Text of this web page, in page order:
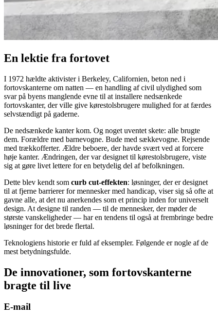
En lektie fra fortovet
I 1972 hældte aktivister i Berkeley, Californien, beton ned i
fortovskanterne om natten — en handling af civil ulydighed som
svar på byens manglende evne til at installere nedsænkede
fortovskanter, der ville give kørestolsbrugere mulighed for at færdes
selvstændigt på gaderne.
De nedsænkede kanter kom. Og noget uventet skete: alle brugte
dem. Forældre med barnevogne. Bude med sækkevogne. Rejsende
med trækkofferter. Ældre beboere, der havde svært ved at forcere
høje kanter. Ændringen, der var designet til kørestolsbrugere, viste
sig at gøre livet lettere for en betydelig del af befolkningen.
Dette blev kendt som curb cut-effekten: løsninger, der er designet
til at fjerne barrierer for mennesker med handicap, viser sig så ofte at
gavne alle, at det nu anerkendes som et princip inden for universelt
design. At designe til randen — til de mennesker, der møder de
største vanskeligheder — har en tendens til også at frembringe bedre
løsninger for det brede flertal.
Teknologiens historie er fuld af eksempler. Følgende er nogle af de
mest betydningsfulde.
De innovationer, som fortovskanterne
bragte til live
E-mail